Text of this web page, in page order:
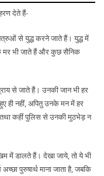
देते हैं-
से युद्ध करने जाते हैं। युद्ध में
मर भी जाते हैं और कुछ सैनिक
से जाते हैं। उनकी जान भी हर
ही नहीं, अपितु उनके मन में हर
कहीं पुलिस से उनकी मुठभेड़ न
में डालते हैं। देखा जाये, तो ये भी
पुरुषार्थ माना जाता है, जबकि